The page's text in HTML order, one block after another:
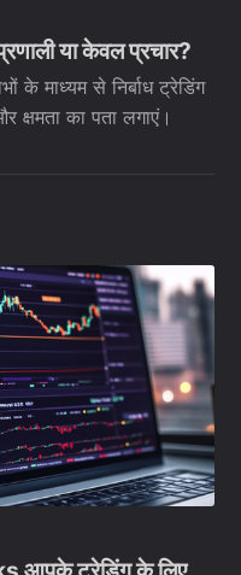
या केवल प्रचार?
माध्यम से निर्बाध ट्रेडिंग
का पता लगाएं।